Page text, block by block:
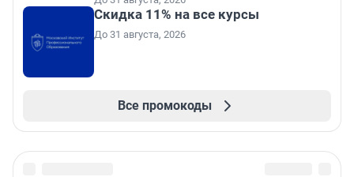
Скидка 11% на все курсы
До 31 августа, 2026
Все промокоды